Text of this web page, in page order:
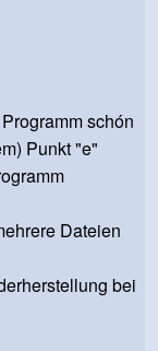
schón
Punkt "e"
Dateien
bei